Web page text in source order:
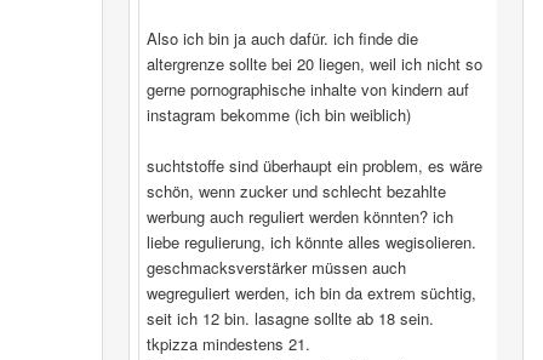
Also ich bin ja auch dafür. ich finde die
altergrenze sollte bei 20 liegen, weil ich nicht so
gerne pornographische inhalte von kindern auf
instagram bekomme (ich bin weiblich)
suchtstoffe sind überhaupt ein problem, es wäre
schön, wenn zucker und schlecht bezahlte
werbung auch reguliert werden könnten? ich
liebe regulierung, ich könnte alles wegisolieren.
geschmacksverstärker müssen auch
wegreguliert werden, ich bin da extrem süchtig,
seit ich 12 bin. lasagne sollte ab 18 sein.
tkpizza mindestens 21.